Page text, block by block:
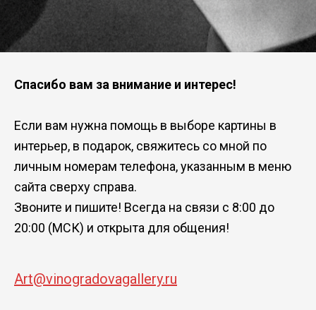
Спасибо вам за внимание и интерес!
Если вам нужна помощь в выборе картины в
интерьер, в подарок, свяжитесь со мной по
личным номерам телефона, указанным в меню
сайта сверху справа.
Звоните и пишите! Всегда на связи с 8:00 до
20:00 (МСК) и открыта для общения!
Art@vinogradovagallery.ru